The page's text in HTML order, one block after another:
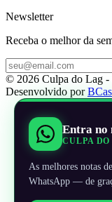
Newsletter
Receba o melhor da
© 2026 Culpa do Lag -
Desenvolvido por
Entra no
CULPA
As melhores notas
WhatsApp — de